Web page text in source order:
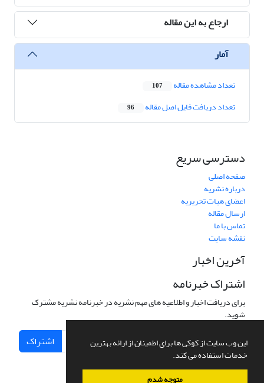
این وب سایت از کوکی ها برای اطمینان از ارائه بهترین
خدمات استفاده می کند.
متوجه شدم
ارجاع به این مقاله
آمار
تعداد مشاهده مقاله 107
تعداد دریافت فایل اصل مقاله 96
دسترسی سریع
صفحه اصلی
درباره نشریه
اعضای هیات تحریریه
ارسال مقاله
تماس با ما
نقشه سایت
آخرین اخبار
اشتراک خبرنامه
برای دریافت اخبار و اطلاعیه های مهم نشریه در خبرنامه نشریه مشترک
شوید.
اشتراک